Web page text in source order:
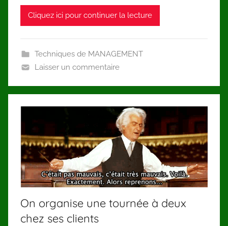
Cliquez ici pour continuer la lecture
Techniques de MANAGEMENT
Laisser un commentaire
On organise une tournée à deux
chez ses clients